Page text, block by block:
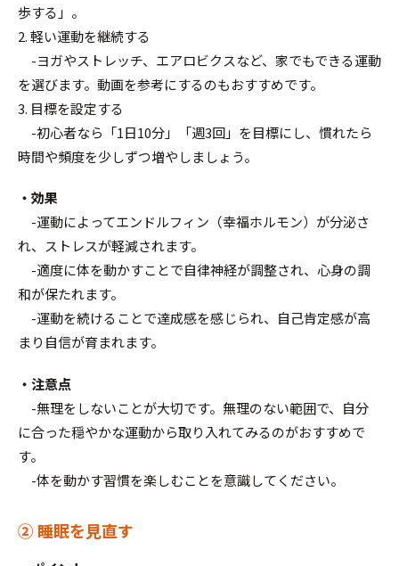
歩する」。
2. 軽い運動を継続する
-ヨガやストレッチ、エアロビクスなど、家でもできる運動
を選びます。動画を参考にするのもおすすめです。
3. 目標を設定する
-初心者なら「1日10分」「週3回」を目標にし、慣れたら
時間や頻度を少しずつ増やしましょう。
・効果
-運動によってエンドルフィン（幸福ホルモン）が分泌さ
れ、ストレスが軽減されます。
-適度に体を動かすことで自律神経が調整され、心身の調
和が保たれます。
-運動を続けることで達成感を感じられ、自己肯定感が高
まり自信が育まれます。
・注意点
-無理をしないことが大切です。無理のない範囲で、自分
に合った穏やかな運動から取り入れてみるのがおすすめで
す。
-体を動かす習慣を楽しむことを意識してください。
② 睡眠を見直す